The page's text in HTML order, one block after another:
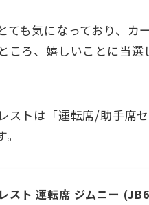
も気になっており、カ
ころ、嬉しいことに当
トは「運転席/助手席
スト 運転席 ジムニー